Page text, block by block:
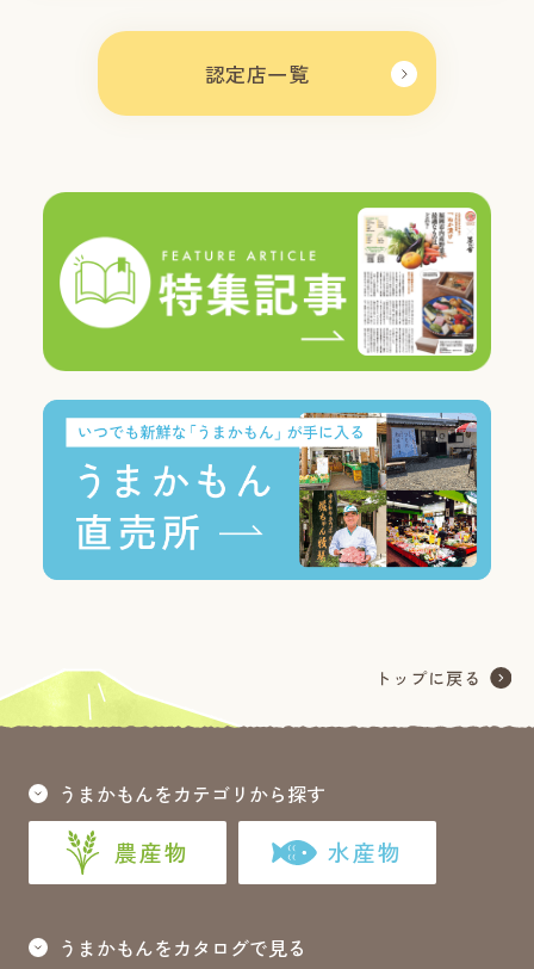
認定店一覧
うまかもんをカテゴリから探す
農産物 水産物
うまかもんをカタログで見る